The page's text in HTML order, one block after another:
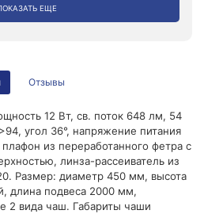
ЕЩЕ
Отзывы
12 Вт, св. поток 648 лм, 54
угол 36°, напряжение питания
из переработанного фетра с
линза-рассеиватель из
Размер: диаметр 450 мм, высота
длина подвеса 2000 мм,
2 вида чаш. Габариты чаши